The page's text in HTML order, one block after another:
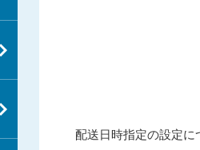
過
配送日時指定の設定に